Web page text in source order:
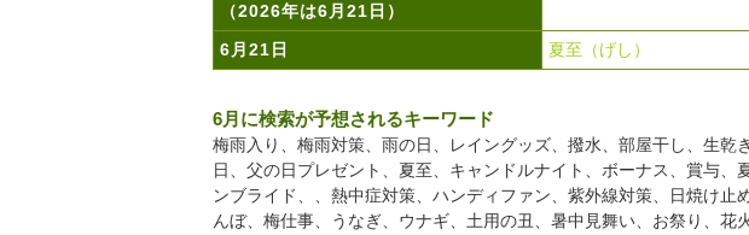
（2026年は6月21日）
6月21日 夏至（げし）
6月に検索が予想されるキーワード
梅雨入り、梅雨対策、雨の日、レイングッズ、撥水、部屋干し、生乾
日、父の日プレゼント、夏至、キャンドルナイト、ボーナス、賞与、
ンブライド、、熱中症対策、ハンディファン、紫外線対策、日焼け止
んぼ、梅仕事、うなぎ、ウナギ、土用の丑、暑中見舞い、お祭り、花